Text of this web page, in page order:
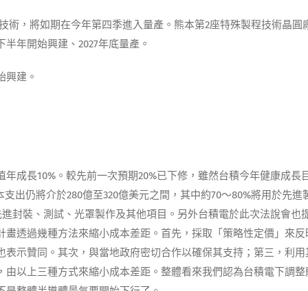
術，將如期在今年第四季進入量產。熊本第2座特殊製程技術晶圓
年開始興建、2027年底量產。
興建。
成長10%。較先前一次預期20%已下修，雖然台積今年健康成長
出仍將介於280億至320億美元之間，其中約70～80%將用於先進
封裝、測試、光罩製作及其他項目。另外台積電於此次法說會也
透過幾種方法來縮小成本差距。首先，採取「策略性定價」來反
示贊同。其次，與當地政府密切合作以確保其支持；第三，利用
以上三種方式來縮小成本差距。整體看來我們認為台積電下調整